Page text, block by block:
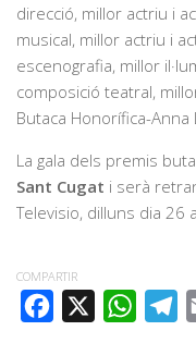
direcció, millor actriu i
musical, millor actriu i
escenografia, millor
composició teatral,
Butaca Honorífica-Anna
La gala dels premis
Sant Cugat i serà
Televisio, dilluns dia 26
COMPARTIR
FACEBOOK
WHATSAPP